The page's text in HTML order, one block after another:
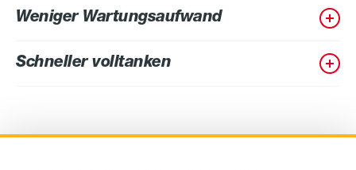
Weniger Wartungsaufwand
Schneller volltanken